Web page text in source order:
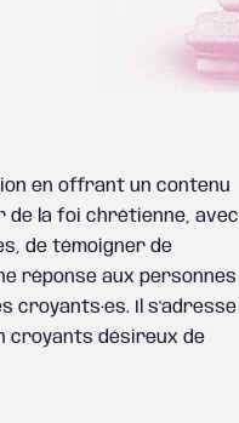
en offrant un contenu
de la foi chrétienne, avec
de témoigner de
réponse aux personnes
croyants·es. Il s'adresse
croyants désireux de
porteuses de sens.
attitude constructive en
sur l’essentiel du
confessionnelles